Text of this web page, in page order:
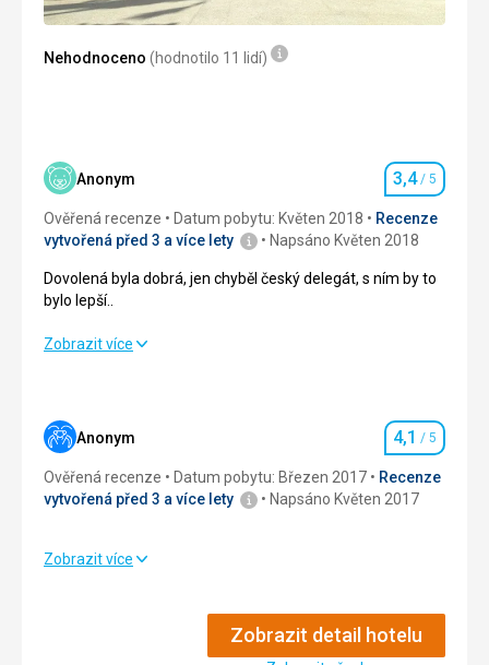
Nehodnoceno (hodnotilo 11 lidí)
Anonym Hodnocení
3,4/ 5
Ověřená recenze Datum pobytu: Květen 2018
Recenze
vytvořená před 3 a více lety
Napsáno Květen 2018
Dovolená byla dobrá, jen chyběl český delegát, s ním by to
bylo lepší..
Dovolená byla dobrá, jen chyběl český delegát, s ním by to
Ubytování 3,0/ 5
Okolí 3,0
Zobrazit více
Anonym Hodnocení
4,1 / 5
Ověřená recenze Datum pobytu: Březen 2017
Recenze
vytvořená před 3 a více lety
Napsáno Květen 2017
4,0
Zobrazit více
Zobrazit detail hotelu